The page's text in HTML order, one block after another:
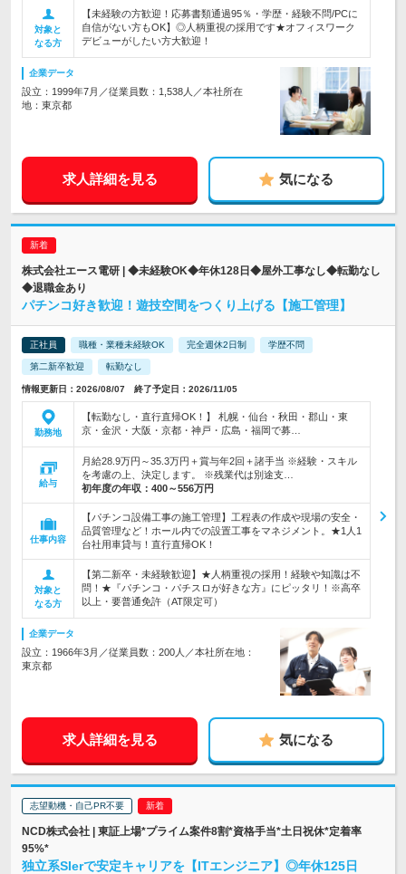
対象と
なる方
【未経験の方歓迎！応募書類通過95％・学歴・経験不問/PCに
自信がない方もOK】◎人柄重視の採用です★オフィスワーク
デビューがしたい方大歓迎！
企業データ
設立：1999年7月／従業員数：1,538人／本社所在
地：東京都
求人詳細を見る 気になる
株式会社エース電研 | ◆未経験OK◆年休128日◆屋外工事なし◆転勤なし
◆退職金あり
パチンコ好き歓迎！遊技空間をつくり上げる【施工管理】
正社員 職種・業種未経験OK 完全週休2日制 学歴不問
第二新卒歓迎 転勤なし
情報更新日：2026/08/07 終了予定日：2026/11/05
勤務地
【転勤なし・直行直帰OK！】 札幌・仙台・秋田・郡山・東
京・金沢・大阪・京都・神戸・広島・福岡で募…
給与
月給28.9万円～35.3万円＋賞与年2回＋諸手当 ※経験・スキル
を考慮の上、決定します。 ※残業代は別途支…
初年度の年収： 400～556万円
仕事内容
【パチンコ設備工事の施工管理】工程表の作成や現場の安全・
品質管理など！ホール内での設置工事をマネジメント。★1人1
台社用車貸与！直行直帰OK！
対象と
なる方
【第二新卒・未経験歓迎】★人柄重視の採用！経験や知識は不
問！★『パチンコ・パチスロが好きな方』にピッタリ！※高卒
以上・要普通免許（AT限定可）
企業データ
設立：1966年3月／従業員数：200人／本社所在地：
東京都
求人詳細を見る 気になる
志望動機・自己PR不要
NCD株式会社 | 東証上場*プライム案件8割*資格手当*土日祝休*定着率
95%*
独立系SIerで安定キャリアを【ITエンジニア】◎年休125日